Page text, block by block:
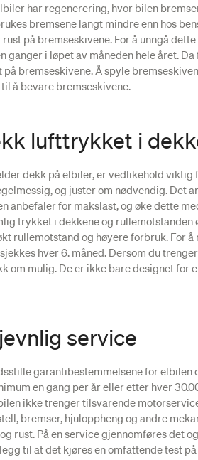
har regenerering, hvor bilen
bremsene langt mindre enn hos
på bremseskivene. For å unngå
ganger i løpet av måneden hele året.
på bremseskivene. Å spyle
å bevare bremseskivene.
lufttrykket i
dekk på elbiler, er vedlikehold viktig
og juster om nødvendig. Det
anbefaler for maks­last, og øke dette
trykket i dekkene og rulle­motstanden
rulle­motstand og høyere forbruk. For
hver 6. måned. Dersom du
om mulig. De er ikke bare designet for
service
garantibestemmelsene for elbilen
en gang per år eller etter hver
ikke trenger tilsvarende
bremser, hjuloppheng og andre
rust. På en service gjennomføres det
til at det kjøres en omfattende test